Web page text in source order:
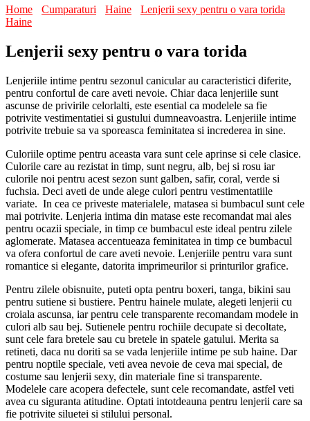
Home
Cumparaturi Haine
Lenjerii sexy pentru o vara torida
Haine
Lenjerii sexy pentru o vara torida
Lenjeriile intime pentru sezonul canicular au caracteristici diferite,
pentru confortul de care aveti nevoie. Chiar daca lenjeriile sunt
ascunse de privirile celorlalti, este esential ca modelele sa fie
potrivite vestimentatiei si gustului dumneavoastra. Lenjeriile intime
potrivite trebuie sa va sporeasca feminitatea si increderea in sine.
Culoriile optime pentru aceasta vara sunt cele aprinse si cele clasice.
Culorile care au rezistat in timp, sunt negru, alb, bej si rosu iar
culorile noi pentru acest sezon sunt galben, safir, coral, verde si
fuchsia. Deci aveti de unde alege culori pentru vestimentatiile
variate. In cea ce priveste materialele, matasea si bumbacul sunt cele
mai potrivite. Lenjeria intima din matase este recomandat mai ales
pentru ocazii speciale, in timp ce bumbacul este ideal pentru zilele
aglomerate. Matasea accentueaza feminitatea in timp ce bumbacul
va ofera confortul de care aveti nevoie. Lenjeriile pentru vara sunt
romantice si elegante, datorita imprimeurilor si printurilor grafice.
Pentru zilele obisnuite, puteti opta pentru boxeri, tanga, bikini sau
pentru sutiene si bustiere. Pentru hainele mulate, alegeti lenjerii cu
croiala ascunsa, iar pentru cele transparente recomandam modele in
culori alb sau bej. Sutienele pentru rochiile decupate si decoltate,
sunt cele fara bretele sau cu bretele in spatele gatului. Merita sa
retineti, daca nu doriti sa se vada lenjeriile intime pe sub haine. Dar
pentru noptile speciale, veti avea nevoie de ceva mai special, de
costume sau lenjerii sexy, din materiale fine si transparente.
Modelele care acopera defectele, sunt cele recomandate, astfel veti
avea cu siguranta atitudine. Optati intotdeauna pentru lenjerii care sa
fie potrivite siluetei si stilului personal.